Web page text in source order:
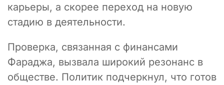
карьеры, а скорее переход на новую
стадию в деятельности.
Проверка, связанная с финансами
Фараджа, вызвала широкий резонанс в
обществе. Политик подчеркнул, что готов